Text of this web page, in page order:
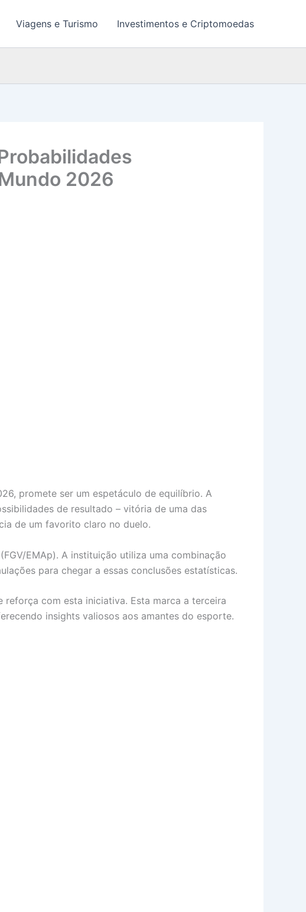
Viagens e Turismo Investimentos e Criptomoedas
2026
promete ser um espetáculo de equilíbrio. A
de resultado – vitória de uma das
de um favorito claro no duelo.
EMAp). A instituição utiliza uma combinação
para chegar a essas conclusões estatísticas.
com esta iniciativa. Esta marca a terceira
insights valiosos aos amantes do esporte.